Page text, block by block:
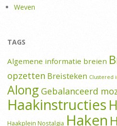
Weven
TAGS
Algemene informatie breien
opzetten Breisteken Clustered
Along Gebalanceerd
Haakinstructies
Haakplein Nostalgia Haken